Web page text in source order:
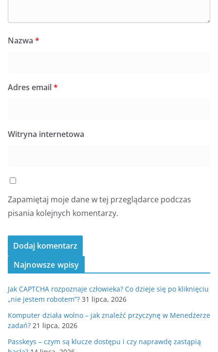
Nazwa *
Adres email*
Witryna internetowa
Zapamiętaj moje dane w tej przeglądarce podczas
pisania kolejnych komentarzy.
Najnowsze wpisy
Jak CAPTCHA rozpoznaje człowieka? Co dzieje się po kliknięciu
„nie jestem robotem”? 31 lipca, 2026
Komputer działa wolno – jak znaleźć przyczynę w Menedżerze
zadań? 21 lipca, 2026
Passkeys – czym są klucze dostępu i czy naprawdę zastąpią